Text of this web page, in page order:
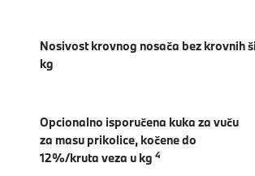
Nosivost krovnog nosača bez krovnih
kg
Opcionalno isporučena kuka za vuču
za masu prikolice, kočene do
12%/kruta veza u kg 4